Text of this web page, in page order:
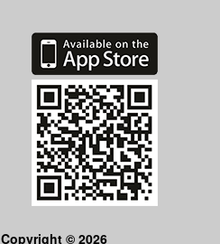
Copyright © 2026